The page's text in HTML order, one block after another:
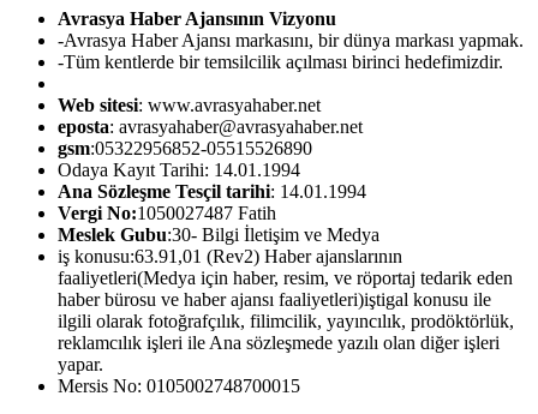
Avrasya Haber Ajansının Vizyonu
-Avrasya Haber Ajansı markasını, bir dünya markası yapmak.
-Tüm kentlerde bir temsilcilik açılması birinci hedefimizdir.
Web sitesi: www.avrasyahaber.net
eposta: avrasyahaber@avrasyahaber.net
gsm:05322956852-05515526890
Odaya Kayıt Tarihi: 14.01.1994
Ana Sözleşme Tesçil tarihi: 14.01.1994
Vergi No:1050027487 Fatih
Meslek Gubu:30- Bilgi İletişim ve Medya
iş konusu:63.91,01 (Rev2) Haber ajanslarının
faaliyetleri(Medya için haber, resim, ve röportaj tedarik eden
haber bürosu ve haber ajansı faaliyetleri)iştigal konusu ile
ilgili olarak fotoğrafçılık, filimcilik, yayıncılık, prodöktörlük,
reklamcılık işleri ile Ana sözleşmede yazılı olan diğer işleri
yapar.
Mersis No: 0105002748700015